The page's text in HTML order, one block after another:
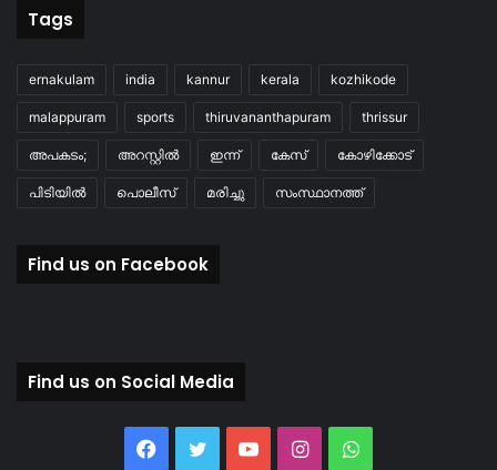
Tags
ernakulam india kannur kerala kozhikode
malappuram sports thiruvananthapuram thrissur
അപകടം; അറസ്റ്റിൽ ഇന്ന് കേസ് കോഴിക്കോട്
പിടിയിൽ പൊലീസ് മരിച്ചു സംസ്ഥാനത്ത്
Find us on Facebook
Find us on Social Media
Facebook
TwitterYouTubeInstagramWhatsApp